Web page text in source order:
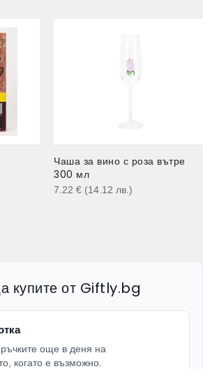
Чаша за вино с роза вътре
300 мл
7.22 € (14.12 лв. )
купите от Giftly.bg
още в деня на
когато е възможно.